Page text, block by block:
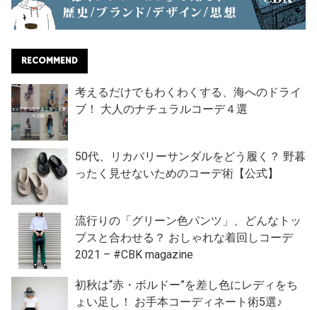
RECOMMEND
考えるだけでもわくわくする、海へのドライ
ブ！ 大人のナチュラルコーデ４選
50代、リカバリーサンダルをどう履く？ 野暮
ったく見せないためのコーデ術【公式】
流行りの「グリーン色パンツ」、どんなトッ
プスと合わせる？ おしゃれな着回しコーデ
2021 – #CBK magazine
初秋は“赤・ボルドー”を差し色にレディをち
ょい足し！ お手本コーディネート術5選♪